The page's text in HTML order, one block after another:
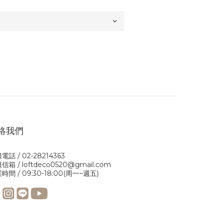
我們
電話 / 02-28214363
信箱 / loftdeco0520@gmail.com
時間 / 09:30-18:00(周一~週五)